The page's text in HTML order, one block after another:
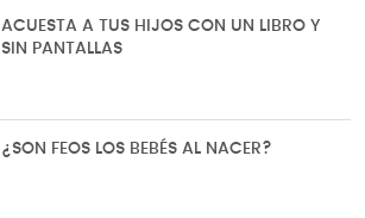
ACUESTA A TUS HIJOS CON UN LIBRO Y
SIN PANTALLAS
¿SON FEOS LOS BEBÉS AL NACER?